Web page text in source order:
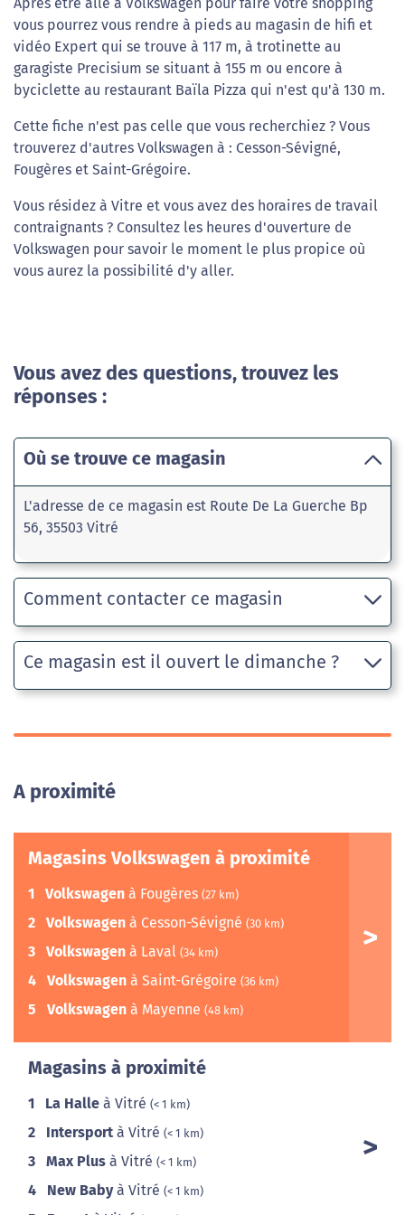
vous pourrez vous rendre à pieds au magasin de hifi et
vidéo Expert qui se trouve à 117 m, à trotinette au
garagiste Precisium se situant à 155 m ou encore à
byciclette au restaurant Baïla Pizza qui n'est qu'à 130 m.
Cette fiche n'est pas celle que vous recherchiez ? Vous
trouverez d'autres Volkswagen à : Cesson-Sévigné,
Fougères et Saint-Grégoire.
Vous résidez à Vitre et vous avez des horaires de travail
contraignants ? Consultez les heures d'ouverture de
Volkswagen pour savoir le moment le plus propice où
vous aurez la possibilité d'y aller.
Vous avez des questions, trouvez les
réponses :
Où se trouve ce magasin
L'adresse de ce magasin est Route De La Guerche Bp
56, 35503 Vitré
Comment contacter ce magasin
Ce magasin est il ouvert le dimanche ?
A proximité
Magasins Volkswagen à proximité
1 Volkswagen à Fougères (27 km)
2 Volkswagen à Cesson-Sévigné (30 km)
3 Volkswagen à Laval (34 km)
4 Volkswagen à Saint-Grégoire (36 km)
5 Volkswagen à Mayenne (48 km)
Magasins à proximité
1 La Halle à Vitré (< 1 km)
2 Intersport à Vitré (< 1 km)
3 Max Plus à Vitré (< 1 km)
4 New Babyà Vitré (< 1 km)